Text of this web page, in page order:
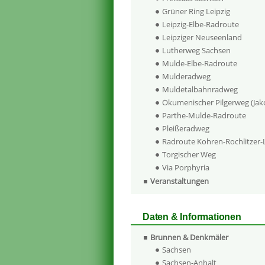
Grüner Ring Leipzig
Leipzig-Elbe-Radroute
Leipziger Neuseenland
Lutherweg Sachsen
Mulde-Elbe-Radroute
Mulderadweg
Muldetalbahnradweg
Ökumenischer Pilgerweg
Parthe-Mulde-Radroute
Pleißeradweg
Radroute Kohren-Rochlitzer-
Torgischer Weg
Via Porphyria
Veranstaltungen
Daten & Informationen
Brunnen & Denkmäler
Sachsen
Sachsen-Anhalt